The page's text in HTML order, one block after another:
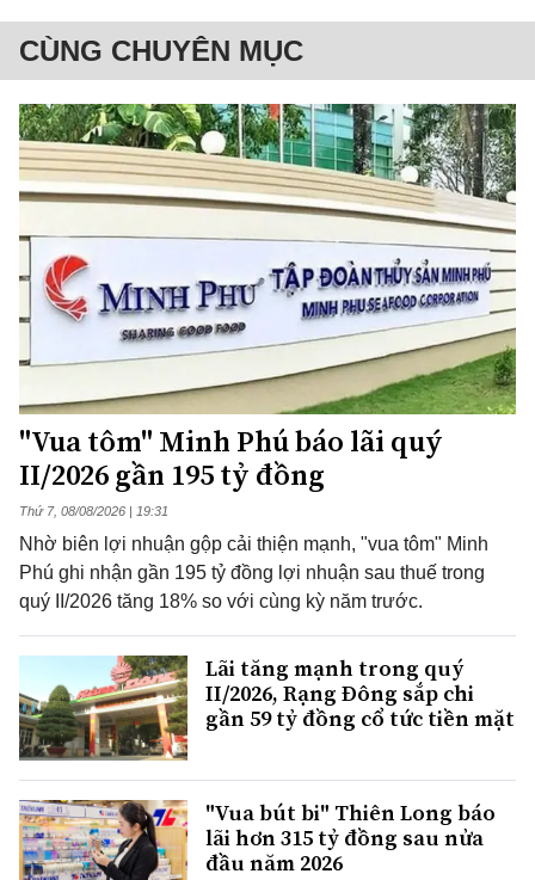
CÙNG CHUYÊN MỤC
"Vua tôm" Minh Phú báo lãi quý
II/2026 gần 195 tỷ đồng
Thứ 7, 08/08/2026 | 19:31
Nhờ biên lợi nhuận gộp cải thiện mạnh, "vua tôm" Minh
Phú ghi nhận gần 195 tỷ đồng lợi nhuận sau thuế trong
quý II/2026 tăng 18% so với cùng kỳ năm trước.
Lãi tăng mạnh trong quý
II/2026, Rạng Đông sắp chi
gần 59 tỷ đồng cổ tức tiền mặt
"Vua bút bi" Thiên Long báo
lãi hơn 315 tỷ đồng sau nửa
đầu năm 2026